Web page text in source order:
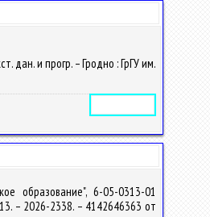
дан. и прогр. – Гродно : ГрГУ им.
образование", 6-05-0313-01
– 2026-2338. – 4142646363 от